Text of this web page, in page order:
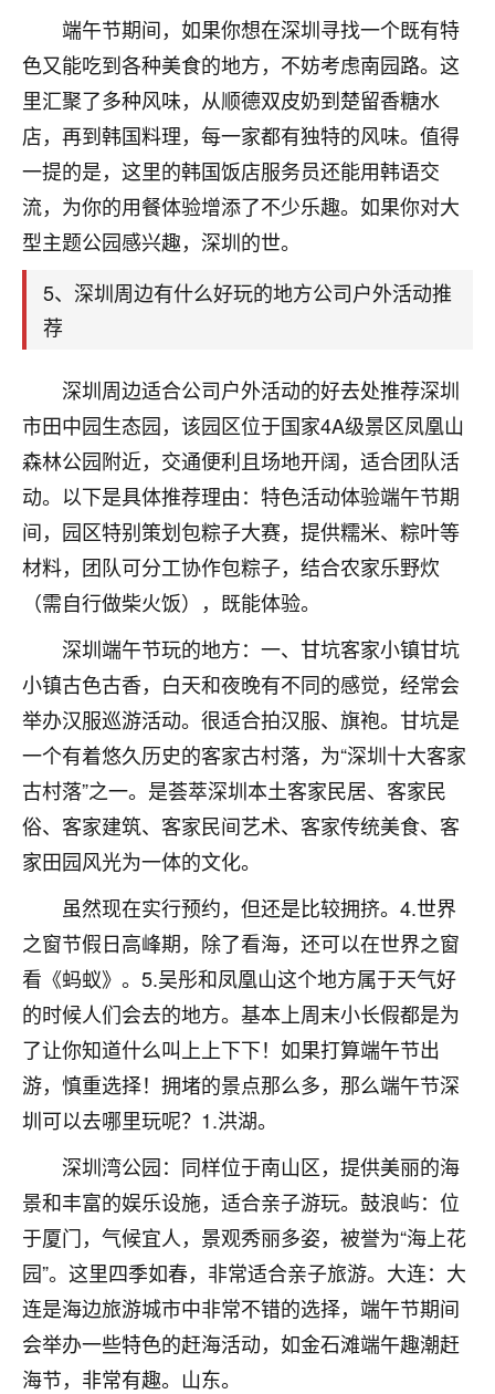
端午节期间，如果你想在深圳寻找一个既有特
色又能吃到各种美食的地方，不妨考虑南园路。这
里汇聚了多种风味，从顺德双皮奶到楚留香糖水
店，再到韩国料理，每一家都有独特的风味。值得
一提的是，这里的韩国饭店服务员还能用韩语交
流，为你的用餐体验增添了不少乐趣。如果你对大
型主题公园感兴趣，深圳的世。
5、深圳周边有什么好玩的地方公司户外活动推
荐
深圳周边适合公司户外活动的好去处推荐深圳
市田中园生态园，该园区位于国家4A级景区凤凰山
森林公园附近，交通便利且场地开阔，适合团队活
动。以下是具体推荐理由：特色活动体验端午节期
间，园区特别策划包粽子大赛，提供糯米、粽叶等
材料，团队可分工协作包粽子，结合农家乐野炊
（需自行做柴火饭），既能体验。
深圳端午节玩的地方：一、甘坑客家小镇甘坑
小镇古色古香，白天和夜晚有不同的感觉，经常会
举办汉服巡游活动。很适合拍汉服、旗袍。甘坑是
一个有着悠久历史的客家古村落，为“深圳十大客家
古村落”之一。是荟萃深圳本土客家民居、客家民
俗、客家建筑、客家民间艺术、客家传统美食、客
家田园风光为一体的文化。
虽然现在实行预约，但还是比较拥挤。4.世界
之窗节假日高峰期，除了看海，还可以在世界之窗
看《蚂蚁》。5.吴彤和凤凰山这个地方属于天气好
的时候人们会去的地方。基本上周末小长假都是为
了让你知道什么叫上上下下！如果打算端午节出
游，慎重选择！拥堵的景点那么多，那么端午节深
圳可以去哪里玩呢？1.洪湖。
深圳湾公园：同样位于南山区，提供美丽的海
景和丰富的娱乐设施，适合亲子游玩。鼓浪屿：位
于厦门，气候宜人，景观秀丽多姿，被誉为“海上花
园”。这里四季如春，非常适合亲子旅游。大连：大
连是海边旅游城市中非常不错的选择，端午节期间
会举办一些特色的赶海活动，如金石滩端午趣潮赶
海节，非常有趣。山东。
心若莲花
我是做餐饮的，这两年，生意屡屡受挫，店开一家关
一家，要么生意不好，生意好的就出事。前些年攒的
家底快败光了，真是倒霉！我也想找人看看到底怎么
回事？
鹿森：你可以找老师看看，人有时不服命不行
啊！
太阳当空赵：我也做餐饮的，生意不算大，但
是我从找店开始都是找慧来老师跟进的，选
2小时前 来自海南 18
梦醒时分
我女儿高二叛逆，大半年不上学，一说她就要死要活
的，把我们两口子愁的不行，朋友给我推荐的慧来老
师，一开始我是病急乱投医，这半年来，法事一个个
做完，我女儿跟变了个人一样，不期望她能考多好的
大学，只要能安安稳稳的把书读了，身体心理都健健
鹿森：可怜天下父母心啊！
3小时前 来自河北 16
付深
我是公司人事调整，有升迁机会，但同时竞争的我们
三个，找老师的时候是抱着侥幸心理，没想到老师看
着我晋升有望，我半信半疑的按照老师建议，做了化
后，我以为都没戏了，结果开年一上班，开会提拔升
职第一个就是我，职务无所谓，主要是底薪加了
3000，非常开心，无论如何，感恩感谢！🙏🏻
鹿森：恭喜升职加薪！！，请客吗？�
12小时前 来自北京 32
心心相印
问题，反正就是不舒服。中医西医看遍了，找不到问
题，后来无意中看到有人推荐慧来老师，跟老师聊过
之后，心情豁然开朗，也听老师建议，处理了一些因
果问题。今年以来，身体比以前好多，主要是心情好
了，老师说境随心转，现在深有体会了。
鹿森：是的，其实跟老师聊过之后，最大的感
触，首先就是心态会变好，万般皆是命，半点
不由人！